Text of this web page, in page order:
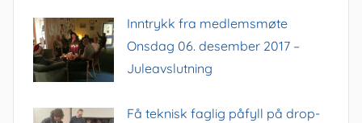
Inntrykk fra medlemsmøte
Onsdag 06. desember 2017 –
Juleavslutning
Få teknisk faglig påfyll på drop-